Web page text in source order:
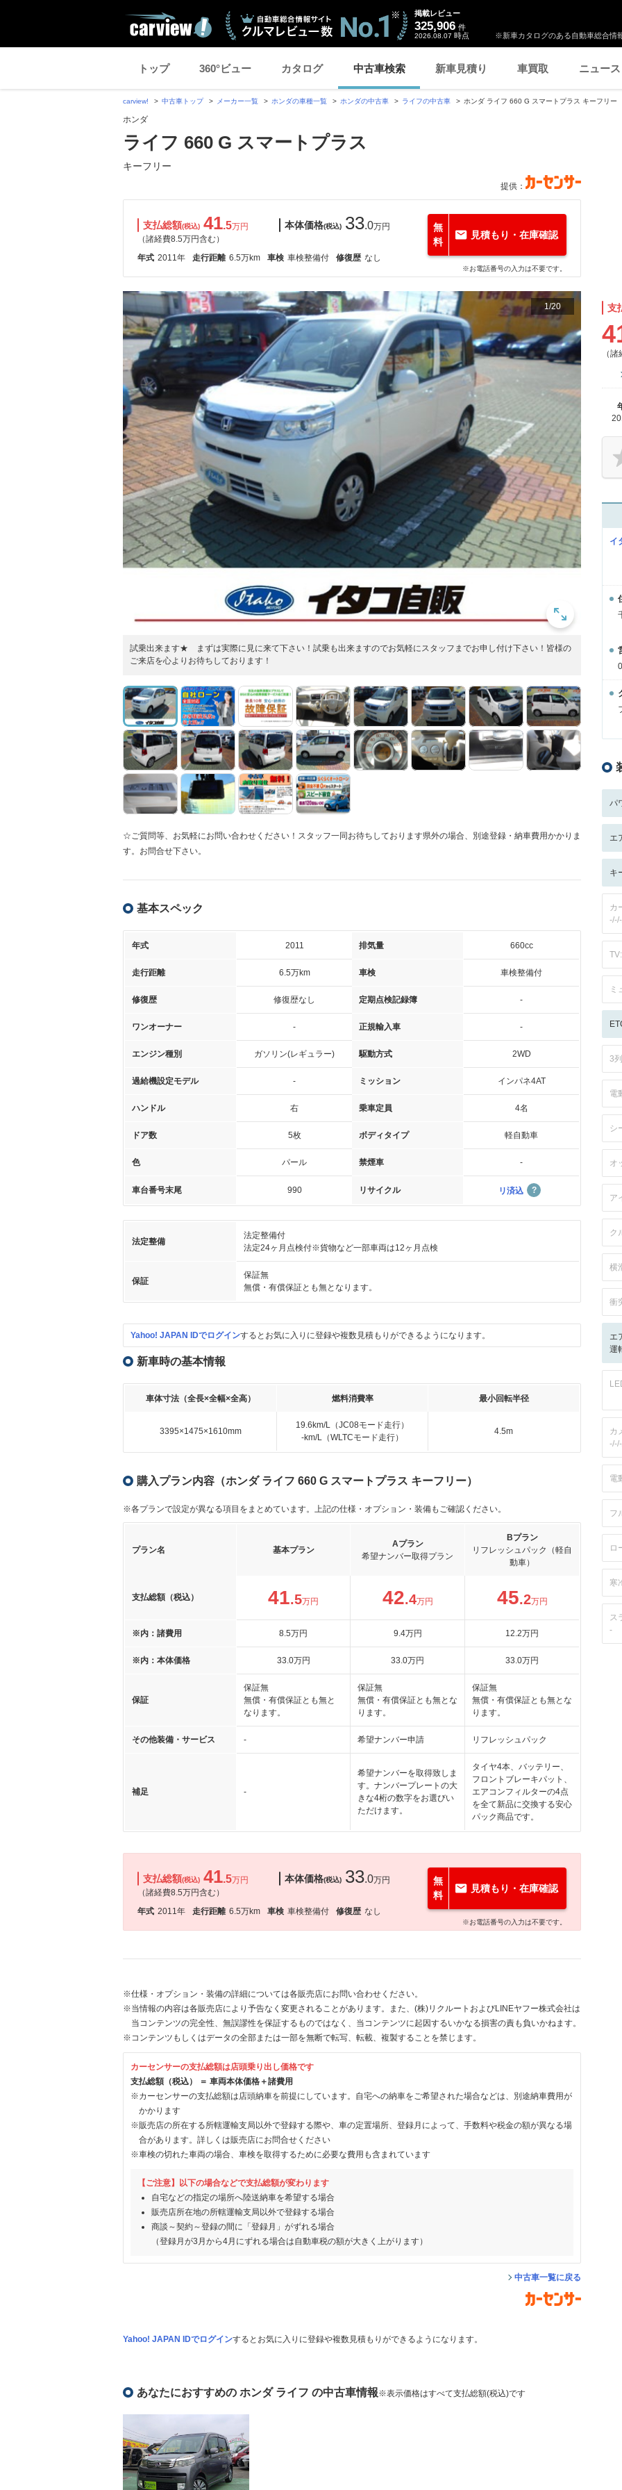
※新車カタログのある自動車総合情
掲載レビュー
325,906 件
2026.08.07 時点
トップ 360°ビュー カタログ 中古車検索 新車見積り 車買取 ニュース
carview! 中古車トップ メーカー一覧 ホンダの車種一覧 ホンダの中古車 ライフの中古車 ホンダ ライフ 660 G スマートプラス キーフリー
ホンダ
ライフ 660 G スマートプラス
キーフリー
提供：
支払総額(税込) 41.5万円
（諸経費8.5万円含む）
本体価格(税込) 33.0万円
年式 2011年 走行距離 6.5万km 車検 車検整備付 修復歴 なし
無
料
見積もり・在庫確認
※お電話番号の入力は不要です。
1/20
試乗出来ます★ まずは実際に見に来て下さい！試乗も出来ますのでお気軽にスタッフまでお申し付け下さい！皆様の
ご来店を心よりお待ちしております！
☆ご質問等、お気軽にお問い合わせください！スタッフ一同お待ちしております県外の場合、別途登録・納車費用かかりま
す。お問合せ下さい。
基本スペック
年式 2011 排気量 660cc
走行距離 6.5万km 車検 車検整備付
修復歴 修復歴なし 定期点検記録簿 -
ワンオーナー - 正規輸入車 -
エンジン種別 ガソリン(レギュラー) 駆動方式 2WD
過給機設定モデル - ミッション インパネ4AT
ハンドル 右 乗車定員 4名
ドア数 5枚 ボディタイプ 軽自動車
色 パール 禁煙車 -
車台番号末尾 990 リサイクル リ済込
法定整備
法定整備付
法定24ヶ月点検付※貨物など一部車両は12ヶ月点検
保証
保証無
無償・有償保証とも無となります。
Yahoo! JAPAN IDでログインするとお気に入りに登録や複数見積もりができるようになります。
新車時の基本情報
車体寸法（全長×全幅×全高） 燃料消費率 最小回転半径
3395×1475×1610mm
19.6km/L（JC08モード走行）
-km/L（WLTCモード走行）
4.5m
購入プラン内容（ホンダ ライフ 660 G スマートプラス キーフリー）
※各プランで設定が異なる項目をまとめています。上記の仕様・オプション・装備もご確認ください。
プラン名 基本プラン
Aプラン
希望ナンバー取得プラン
Bプラン
リフレッシュパック（軽自
動車）
支払総額（税込） 41.5万円 42.4万円 45.2万円
※内：諸費用 8.5万円 9.4万円 12.2万円
※内：本体価格 33.0万円 33.0万円 33.0万円
保証
保証無
無償・有償保証とも無と
なります。
保証無
無償・有償保証とも無とな
ります。
保証無
無償・有償保証とも無とな
ります。
その他装備・サービス - 希望ナンバー申請 リフレッシュパック
補足 -
希望ナンバーを取得致しま
す。ナンバープレートの大
きな4桁の数字をお選びい
ただけます。
タイヤ4本、バッテリー、
フロントブレーキパット、
エアコンフィルターの4点
を全て新品に交換する安心
パック商品です。
支払総額(税込) 41.5万円
（諸経費8.5万円含む）
本体価格(税込) 33.0万円
年式 2011年 走行距離 6.5万km 車検 車検整備付 修復歴 なし
無
料
見積もり・在庫確認
※お電話番号の入力は不要です。
※仕様・オプション・装備の詳細については各販売店にお問い合わせください。
※当情報の内容は各販売店により予告なく変更されることがあります。また、(株)リクルートおよびLINEヤフー株式会社は
当コンテンツの完全性、無誤謬性を保証するものではなく、当コンテンツに起因するいかなる損害の責も負いかねます。
※コンテンツもしくはデータの全部または一部を無断で転写、転載、複製することを禁じます。
カーセンサーの支払総額は店頭乗り出し価格です
支払総額（税込） ＝ 車両本体価格＋諸費用
※カーセンサーの支払総額は店頭納車を前提にしています。自宅への納車をご希望された場合などは、別途納車費用が
かかります
※販売店の所在する所轄運輸支局以外で登録する際や、車の定置場所、登録月によって、手数料や税金の額が異なる場
合があります。詳しくは販売店にお問合せください
※車検の切れた車両の場合、車検を取得するために必要な費用も含まれています
【ご注意】以下の場合などで支払総額が変わります
自宅などの指定の場所へ陸送納車を希望する場合
販売店所在地の所轄運輸支局以外で登録する場合
商談～契約～登録の間に「登録月」がずれる場合
（登録月が3月から4月にずれる場合は自動車税の額が大きく上がります）
中古車一覧に戻る
Yahoo! JAPAN IDでログインするとお気に入りに登録や複数見積もりができるようになります。
支
（
イ
パ
エ
キ
カ
ミ
3
電
シ
オ
ア
ク
横
衝
エ
運
カ
電
フ
ロ
寒
ス
-
あなたにおすすめの ホンダ ライフ の中古車情報※表示価格はすべて支払総額(税込)です